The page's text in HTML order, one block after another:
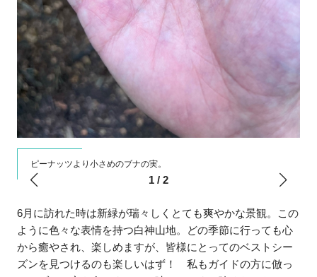
ピーナッツより小さめのブナの実。
1/ 2
6月に訪れた時は新緑が瑞々しくとても爽やかな景観。この
ように色々な表情を持つ白神山地。どの季節に行っても心
から癒やされ、楽しめますが、皆様にとってのベストシー
ズンを見つけるのも楽しいはず！ 私もガイドの方に倣っ